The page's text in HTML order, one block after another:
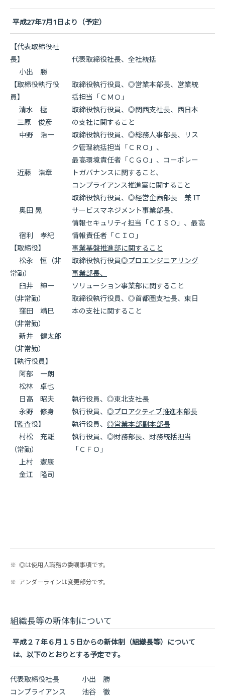
平成27年7月1日より（予定）
【代表取締役社
長】
小出 勝
【取締役執行役
員】
清水 極
三原 俊彦
中野 浩一
近藤 浩章
奥田 晃
宿利 孝紀
【取締役】
松永 恒（非
常勤）
臼井 紳一
（非常勤）
窪田 靖巳
（非常勤）
新井 健太郎
（非常勤）
【執行役員】
阿部 一朗
松林 卓也
日高 昭夫
永野 修身
【監査役】
村松 充雄
（常勤）
上村 憲康
金江 隆司
代表取締役社長、全社統括
取締役執行役員、◎営業本部長、営業統
括担当「ＣＭＯ」
取締役執行役員、◎関西支社長、西日本
の支社に関すること
取締役執行役員、◎総務人事部長、リス
ク管理統括担当「ＣＲＯ」、
最高環境責任者「ＣＧＯ」、コーポレー
トガバナンスに関すること、
コンプライアンス推進室に関すること
取締役執行役員、◎経営企画部長 兼 IT
サービスマネジメント事業部長、
情報セキュリティ担当「ＣＩＳＯ」、最高
情報責任者「ＣＩＯ」
事業基盤推進部に関すること
取締役執行役員◎プロエンジニアリング
事業部長、
ソリューション事業部に関すること
取締役執行役員、◎首都圏支社長、東日
本の支社に関すること
執行役員、◎東北支社長
執行役員、 ◎プロアクティブ推進本部長
執行役員、 ◎営業本部副本部長
執行役員、◎財務部長、財務統括担当
「ＣＦＯ」
※ ◎は使用人職務の委嘱事項です。
※ アンダーラインは変更部分です。
組織長等の新体制について
平成２７年６月１５日からの新体制（組織長等）について
は、以下のとおりとする予定です。
代表取締役社長
コンプライアンス
小出 勝
池谷 徹